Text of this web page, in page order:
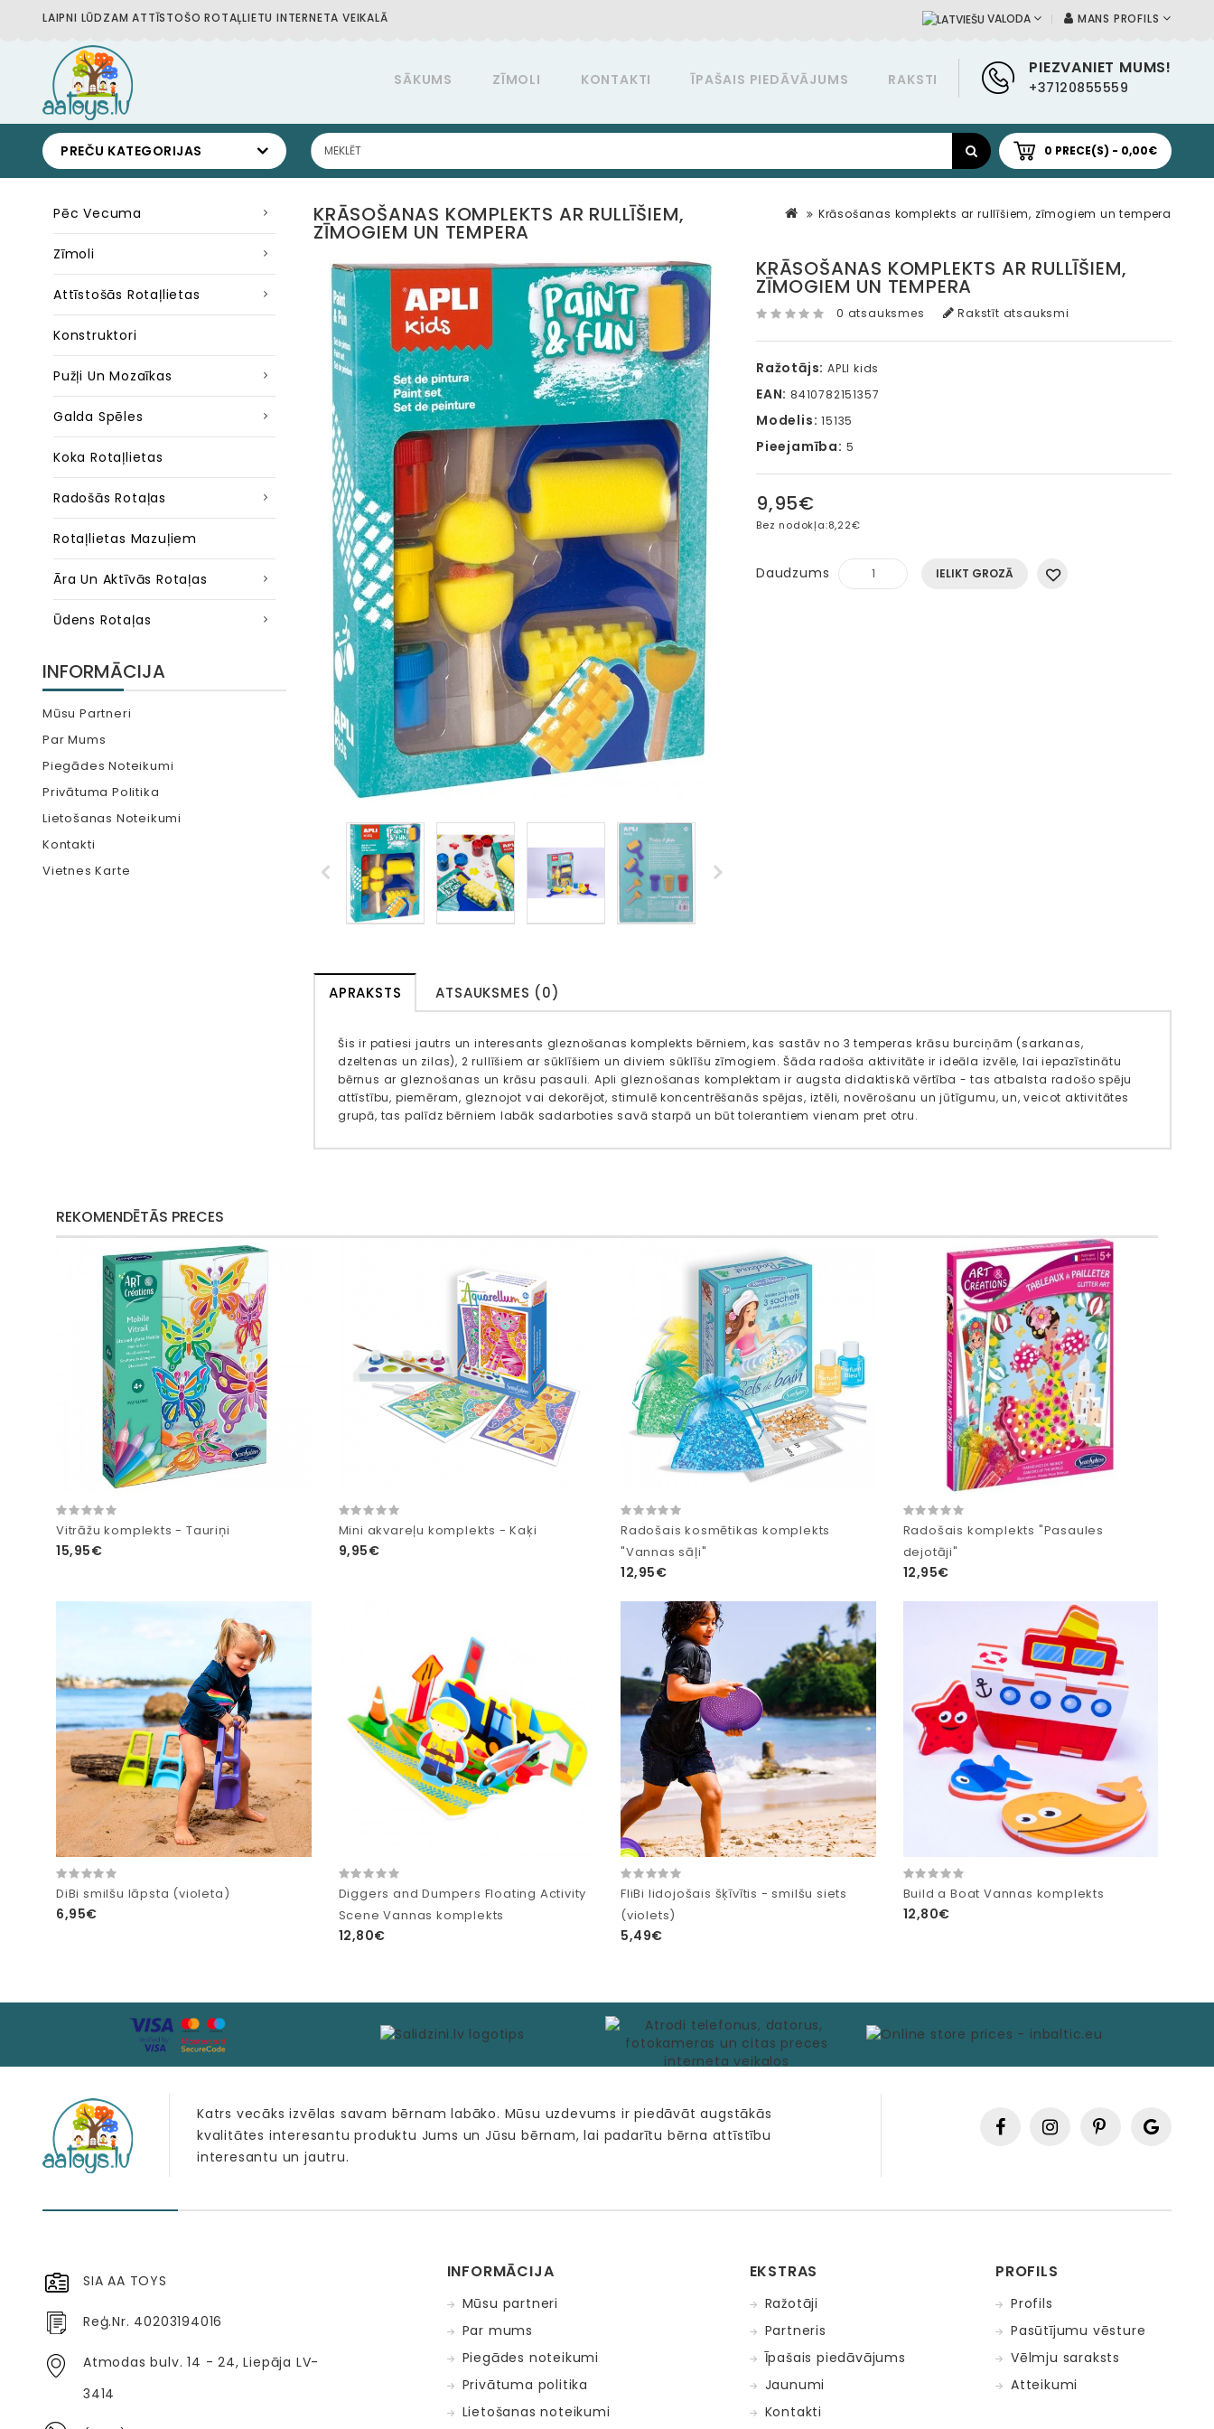
LAIPNI LŪDZAM ATTĪSTOŠO ROTAĻLIETU INTERNETA VEIKALĀ MANS PROFILS
VALODA
PIEZVANIET MUMS!
+37120855559
SĀKUMS ZĪMOLI KONTAKTI ĪPAŠAIS PIEDĀVĀJUMS RAKSTI
PREČU KATEGORIJAS 0 PRECE(S) - 0,00€
Pēc Vecuma
Zīmoli
Attīstošās Rotaļlietas
Konstruktori
Pužļi Un Mozaīkas
Galda Spēles
Koka Rotaļlietas
Radošās Rotaļas
Rotaļlietas Mazuļiem
Āra Un Aktīvās Rotaļas
Ūdens Rotaļas
INFORMĀCIJA
Mūsu Partneri
Par Mums
Piegādes Noteikumi
Privātuma Politika
Lietošanas Noteikumi
Kontakti
Vietnes Karte
Krāsošanas komplekts ar rullīšiem, zīmogiem un tempera
KRĀSOŠANAS KOMPLEKTS AR RULLĪŠIEM,
ZĪMOGIEM UN TEMPERA
KRĀSOŠANAS KOMPLEKTS AR RULLĪŠIEM,
ZĪMOGIEM UN TEMPERA
0 atsauksmes Rakstīt atsauksmi
Ražotājs: APLI kids
EAN: 8410782151357
Modelis: 15135
Pieejamība: 5
9,95€
Bez nodokļa:8,22€
Daudzums IELIKT GROZĀ
APRAKSTS ATSAUKSMES (0)
Šis ir patiesi jautrs un interesants gleznošanas komplekts bērniem, kas sastāv no 3 temperas krāsu burciņām (sarkanas,
dzeltenas un zilas), 2 rullīšiem ar sūklīšiem un diviem sūklīšu zīmogiem. Šāda radoša aktivitāte ir ideāla izvēle, lai iepazīstinātu
bērnus ar gleznošanas un krāsu pasauli. Apli gleznošanas komplektam ir augsta didaktiskā vērtība - tas atbalsta radošo spēju
attīstību, piemēram, gleznojot vai dekorējot, stimulē koncentrēšanās spējas, iztēli, novērošanu un jūtīgumu, un, veicot aktivitātes
grupā, tas palīdz bērniem labāk sadarboties savā starpā un būt tolerantiem vienam pret otru.
REKOMENDĒTĀS PRECES
Vitrāžu komplekts - Tauriņi
15,95€
Mini akvareļu komplekts - Kaķi
9,95€
Radošais kosmētikas komplekts
"Vannas sāļi"
12,95€
Radošais komplekts "Pasaules
dejotāji"
12,95€
DiBi smilšu lāpsta (violeta)
6,95€
Diggers and Dumpers Floating Activity
Scene Vannas komplekts
12,80€
FliBi lidojošais šķīvītis - smilšu siets
(violets)
5,49€
Build a Boat Vannas komplekts
12,80€
Katrs vecāks izvēlas savam bērnam labāko. Mūsu uzdevums ir piedāvāt augstākās
kvalitātes interesantu produktu Jums un Jūsu bērnam, lai padarītu bērna attīstību
interesantu un jautru.
SIA AA TOYS
Reģ.Nr. 40203194016
Atmodas bulv. 14 - 24, Liepāja LV-
3414
INFORMĀCIJA
Mūsu partneri
Par mums
Piegādes noteikumi
Privātuma politika
Lietošanas noteikumi
EKSTRAS
Ražotāji
Partneris
Īpašais piedāvājums
Jaunumi
Kontakti
PROFILS
Profils
Pasūtījumu vēsture
Vēlmju saraksts
Atteikumi